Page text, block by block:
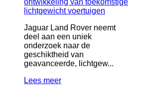
Jaguar Land Rover neemt
deel aan een uniek
onderzoek naar de
geschiktheid van
geavanceerde, lichtgew...
Lees meer